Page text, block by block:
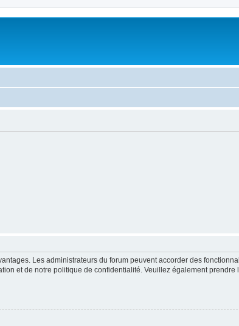
Les administrateurs du forum peuvent accorder des
et de notre politique de confidentialité. Veuillez également prendre